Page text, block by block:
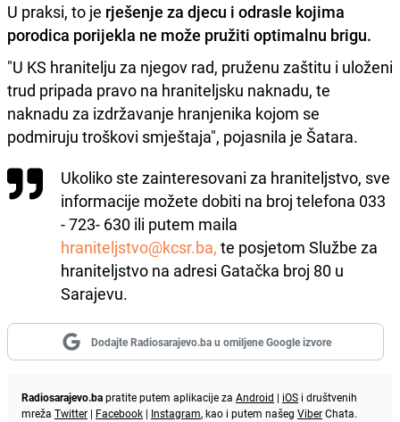
U praksi, to je rješenje za djecu i odrasle kojima
porodica porijekla ne može pružiti optimalnu brigu.
"U KS hranitelju za njegov rad, pruženu zaštitu i uloženi
trud pripada pravo na hraniteljsku naknadu, te
naknadu za izdržavanje hranjenika kojom se
podmiruju troškovi smještaja", pojasnila je Šatara.
Ukoliko ste zainteresovani za hraniteljstvo, sve
informacije možete dobiti na broj telefona 033
- 723- 630 ili putem maila
hraniteljstvo@kcsr.ba, te posjetom Službe za
hraniteljstvo na adresi Gatačka broj 80 u
Sarajevu.
Dodajte Radiosarajevo.ba u omiljene Google izvore
Radiosarajevo.bapratite putem aplikacije za Android | iOS i društvenih
mreža Twitter | Facebook | Instagram, kao i putem našeg ViberChata.